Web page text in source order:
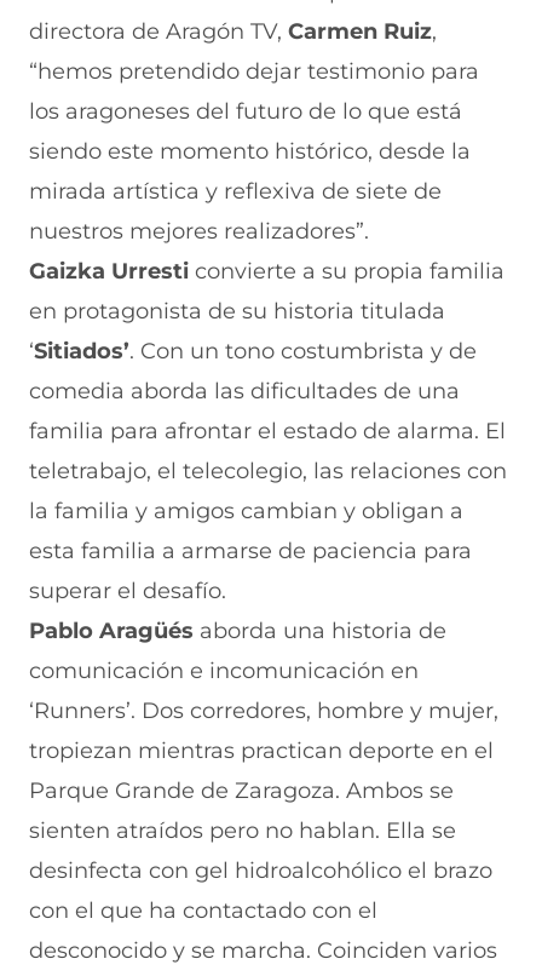
directora de Aragón TV, Carmen Ruiz,
“hemos pretendido dejar testimonio para
los aragoneses del futuro de lo que está
siendo este momento histórico, desde la
mirada artística y reflexiva de siete de
nuestros mejores realizadores”.
Gaizka Urresti convierte a su propia familia
en protagonista de su historia titulada
‘Sitiados’. Con un tono costumbrista y de
comedia aborda las dificultades de una
familia para afrontar el estado de alarma. El
teletrabajo, el telecolegio, las relaciones con
la familia y amigos cambian y obligan a
esta familia a armarse de paciencia para
superar el desafío.
Pablo Aragüés aborda una historia de
comunicación e incomunicación en
‘Runners’. Dos corredores, hombre y mujer,
tropiezan mientras practican deporte en el
Parque Grande de Zaragoza. Ambos se
sienten atraídos pero no hablan. Ella se
desinfecta con gel hidroalcohólico el brazo
con el que ha contactado con el
desconocido y se marcha. Coinciden varios